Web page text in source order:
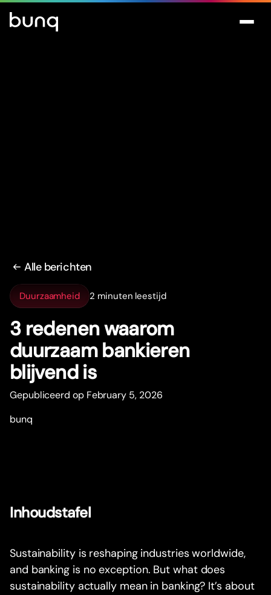
Alle berichten
Duurzaamheid 2 minuten leestijd
3 redenen waarom
duurzaam bankieren
blijvend is
Gepubliceerd op February 5, 2026
bunq
Inhoudstafel
Sustainability is reshaping industries worldwide,
and banking is no exception. But what does
sustainability actually mean in banking? It’s about